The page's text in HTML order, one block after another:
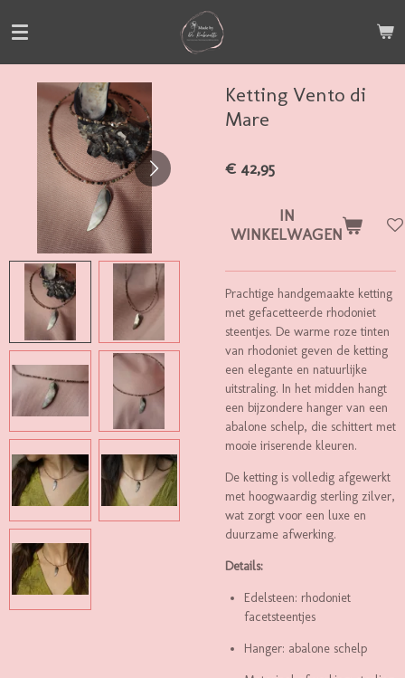
direct
hoofdinhoud
Ketting Vento di
Mare
€ 42,95
IN
WINKELWAGEN
Prachtige handgemaakte ketting
met gefacetteerde rhodoniet
steentjes. De warme roze tinten
van rhodoniet geven de ketting
een elegante en natuurlijke
uitstraling. In het midden hangt
een bijzondere hanger van een
abalone schelp, die schittert met
mooie iriserende kleuren.
De ketting is volledig afgewerkt
met hoogwaardig sterling zilver,
wat zorgt voor een luxe en
duurzame afwerking.
Details:
Edelsteen: rhodoniet
facetsteentjes
Hanger: abalone schelp